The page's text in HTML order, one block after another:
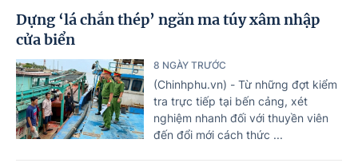
Dựng ‘lá chắn thép’ ngăn ma túy xâm nhập
cửa biển
8 NGÀY TRƯỚC
(Chinhphu.vn) - Từ những đợt kiểm
tra trực tiếp tại bến cảng, xét
nghiệm nhanh đối với thuyền viên
đến đổi mới cách thức ...